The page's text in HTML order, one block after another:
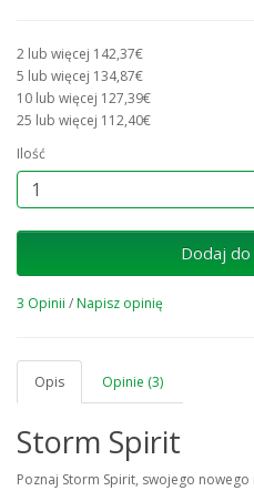
2 lub więcej 142,37€
5 lub więcej 134,87€
10 lub więcej 127,39€
25 lub więcej 112,40€
Ilość
Dodaj
3 Opinii /Napisz opinię
Opis Opinie (3)
Storm Spirit
Poznaj Storm Spirit, swojego